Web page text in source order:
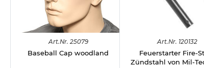
Art.Nr. 25079
Baseball Cap woodland
Art.Nr. 120132
Feuerstarter Fire-
Zündstahl von Mil-